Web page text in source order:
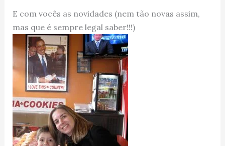
E com vocês as novidades (nem tão novas assim,
mas que é sempre legal saber!!!)